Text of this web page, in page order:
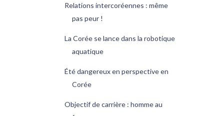
Relations intercoréennes : même
pas peur !
La Corée se lance dans la robotique
aquatique
Été dangereux en perspective en
Corée
Objectif de carrière : homme au